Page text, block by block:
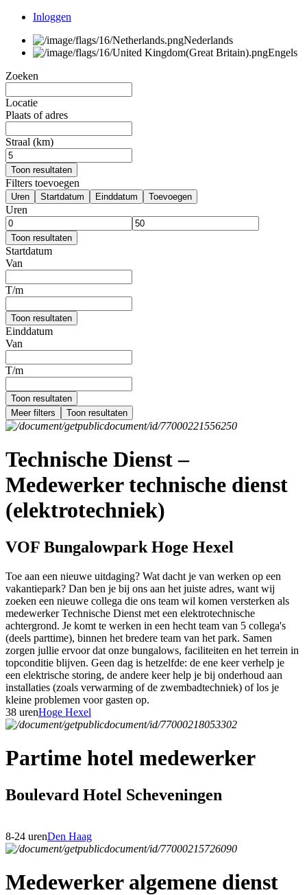
Inloggen
Nederlands
Engels
Zoeken
Locatie
Plaats of adres
Straal (km)
Toon resultaten
Filters toevoegen
Uren Startdatum Einddatum Toevoegen
Uren
Toon resultaten
Startdatum
Van
T/m
Toon resultaten
Einddatum
Van
T/m
Toon resultaten
Meer filters
Toon resultaten
Technische Dienst –
Medewerker technische dienst
(elektrotechniek)
VOF Bungalowpark Hoge Hexel
Toe aan een nieuwe uitdaging? Wat dacht je van werken op een
vakantiepark? Dan ben je bij ons aan het juiste adres, want wij
zoeken een nieuwe collega die ons team wil komen versterken als
medewerker Technische Dienst met een elektrotechnische
achtergrond. Je komt te werken in een hecht team van 5 collega's
(deels parttime), binnen het bredere team van het park. Samen
zorgen jullie ervoor dat onze bungalows, faciliteiten en het terrein in
topconditie blijven. Geen dag is hetzelfde: de ene keer verhelp je
een elektrische storing, de andere keer help je bij onderhoud aan
installaties (zoals verwarming of de zwembadtechniek) of los je
kleine problemen voor gasten op.
38 urenHoge Hexel
Partime hotel medewerker
Boulevard Hotel Scheveningen
8-24 urenDen Haag
Medewerker algemene dienst